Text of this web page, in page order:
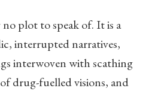
no plot to speak of. It is a
interrupted narratives,
interwoven with scathing
drug-fuelled visions, and